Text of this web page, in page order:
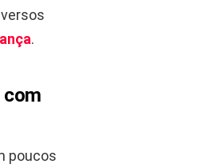
.
com
poucos